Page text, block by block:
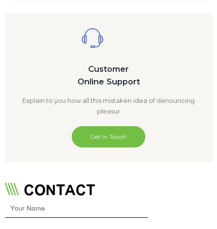
Customer
Online Support
Explain to you how all this mistaken idea of denouncing
pleasur
Get In Touch
CONTACT